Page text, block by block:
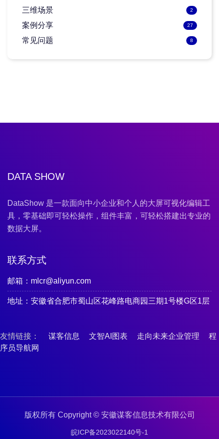
三维场景 2
案例分享 27
常见问题 8
DATA SHOW
DataShow 是一款面向中小企业和个人的大屏可视化编辑工
具，零基础即可轻松操作，组件丰富，可轻松搭建出专业的
数据大屏。
联系方式
邮箱：mlcr@aliyun.com
地址：安徽省合肥市蜀山区花峰路电商园三期1号楼G区1层
友情链接： 谋客信息 文智AI图表 走向未来企业管理
程
序员导航网
版权所有 Copyright © 安徽谋客信息技术有限公司
皖ICP备2023022140号-1